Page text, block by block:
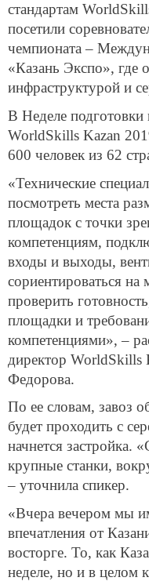
стандартам
посетили
чемпионата –
«Казань Экспо», где
инфраструктурой и
В Неделе
WorldSkills Kazan
600 человек из 62
«Технические
посмотреть места
площадок с точки
компетенциям,
входы и выходы,
сориентироваться
проверить
площадки и
компетенциями», –
директор WorldSkills
Федорова.
По ее словам, завоз
будет проходить с
начнется застройка.
крупные станки,
– уточнила спикер.
«Вчера вечером мы
впечатления от
восторге. То, как
неделе, но и в целом